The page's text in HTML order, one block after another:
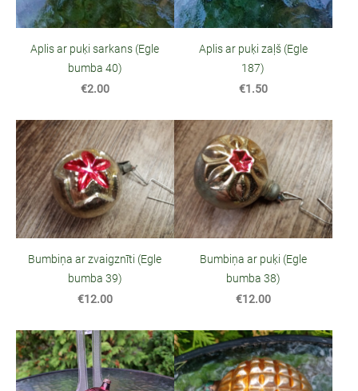
Aplis ar puķi sarkans (Egle
bumba 40)
€2.00
Aplis ar puķi zaļš (Egle
187)
€1.50
Bumbiņa ar zvaigznīti (Egle
bumba 39)
€12.00
Bumbiņa ar puķi (Egle
bumba 38)
€12.00